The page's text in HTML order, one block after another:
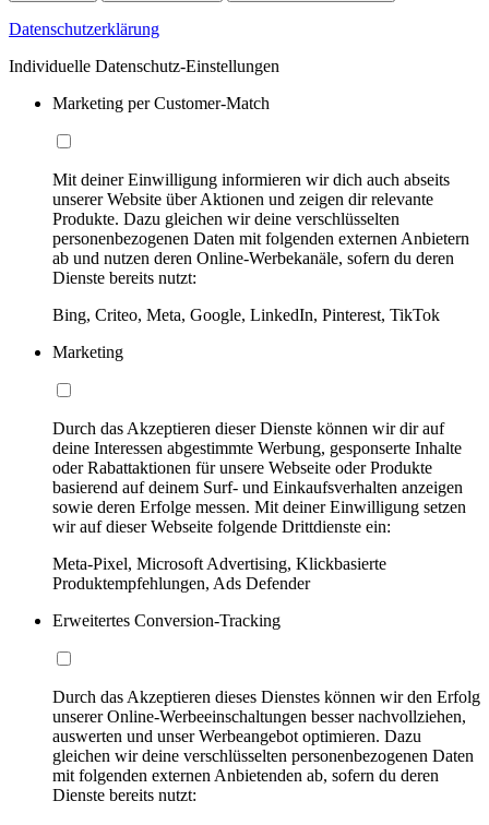
Datenschutzerklärung
Individuelle Datenschutz-Einstellungen
Marketing per Customer-Match
Mit deiner Einwilligung informieren wir dich auch abseits
unserer Website über Aktionen und zeigen dir relevante
Produkte. Dazu gleichen wir deine verschlüsselten
personenbezogenen Daten mit folgenden externen Anbietern
ab und nutzen deren Online-Werbekanäle, sofern du deren
Dienste bereits nutzt:
Bing, Criteo, Meta, Google, LinkedIn, Pinterest, TikTok
Marketing
Durch das Akzeptieren dieser Dienste können wir dir auf
deine Interessen abgestimmte Werbung, gesponserte Inhalte
oder Rabattaktionen für unsere Webseite oder Produkte
basierend auf deinem Surf- und Einkaufsverhalten anzeigen
sowie deren Erfolge messen. Mit deiner Einwilligung setzen
wir auf dieser Webseite folgende Drittdienste ein:
Meta-Pixel, Microsoft Advertising, Klickbasierte
Produktempfehlungen, Ads Defender
Erweitertes Conversion-Tracking
Durch das Akzeptieren dieses Dienstes können wir den Erfolg
unserer Online-Werbeeinschaltungen besser nachvollziehen,
auswerten und unser Werbeangebot optimieren. Dazu
gleichen wir deine verschlüsselten personenbezogenen Daten
mit folgenden externen Anbietenden ab, sofern du deren
Dienste bereits nutzt: